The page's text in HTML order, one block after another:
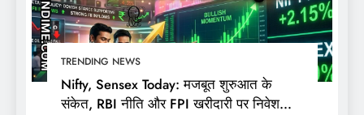
TRENDING NEWS
Nifty, Sensex Today: मजबूत शुरुआत के
संकेत, RBI नीति और FPI खरीदारी पर निवेशकों